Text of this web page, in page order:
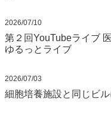
2026/07/10
第２回YouTubeライブ
ゆるっとライブ
2026/07/03
細胞培養施設と同じビ